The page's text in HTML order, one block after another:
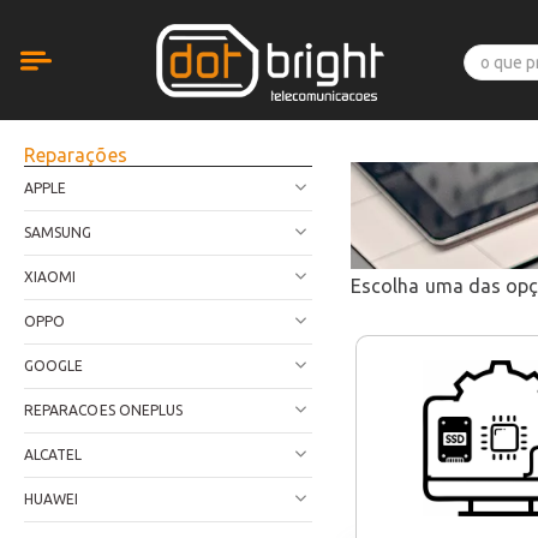
Reparações
APPLE
SAMSUNG
XIAOMI
OPPO
GOOGLE
REPARACOES ONEPLUS
ALCATEL
HUAWEI
Escolha uma das